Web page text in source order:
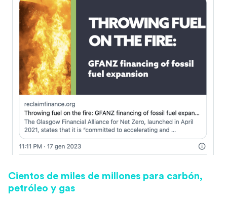
Cientos de miles de millones para carbón,
petróleo y gas